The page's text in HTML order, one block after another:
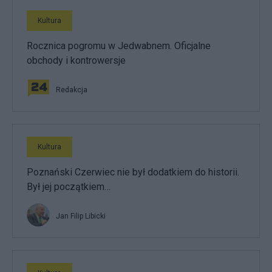
Kultura
Rocznica pogromu w Jedwabnem. Oficjalne
obchody i kontrowersje
Redakcja
Kultura
Poznański Czerwiec nie był dodatkiem do historii.
Był jej początkiem…
Jan Filip Libicki